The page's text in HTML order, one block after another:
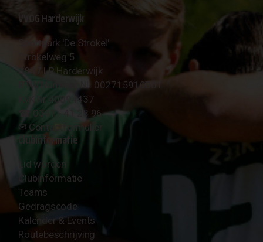
VVOG Harderwijk
Sportpark 'De Strokel'
Strokelweg 5
3847 LR Harderwijk
BTW Nummer NL 002715910B01
KvK Nr 40094437
☎︎ 0341 - 41 28 96
✉︎ Contactformulier
Clubinformatie
Lid worden
Clubinformatie
Teams
Gedragscode
Kalender & Events
Routebeschrijving